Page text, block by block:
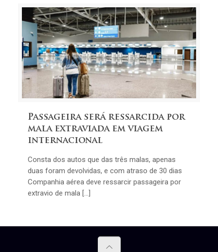
Passageira será ressarcida por
mala extraviada em viagem
internacional
Consta dos autos que das três malas, apenas
duas foram devolvidas, e com atraso de 30 dias
Companhia aérea deve ressarcir passageira por
extravio de mala […]